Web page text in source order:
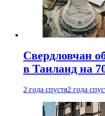
Свердловчан
в Таиланд на
2 года спустя2 года